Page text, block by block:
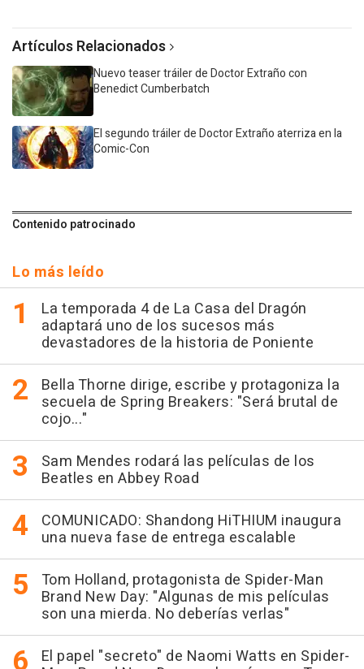
Artículos Relacionados
Nuevo teaser tráiler de Doctor Extraño con
Benedict Cumberbatch
El segundo tráiler de Doctor Extraño aterriza en la
Comic-Con
Contenido patrocinado
Lo más leído
La temporada 4 de La Casa del Dragón
adaptará uno de los sucesos más
devastadores de la historia de Poniente
Bella Thorne dirige, escribe y protagoniza la
secuela de Spring Breakers: "Será brutal de
cojo..."
Sam Mendes rodará las películas de los
Beatles en Abbey Road
COMUNICADO: Shandong HiTHIUM inaugura
una nueva fase de entrega escalable
Tom Holland, protagonista de Spider-Man
Brand New Day: "Algunas de mis películas
son una mierda. No deberías verlas"
El papel "secreto" de Naomi Watts en Spider-